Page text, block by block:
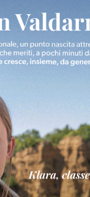
visti i tanti
-la sue parole- e peccato
paio di buoni
rimanere partita,
Rotondo”.